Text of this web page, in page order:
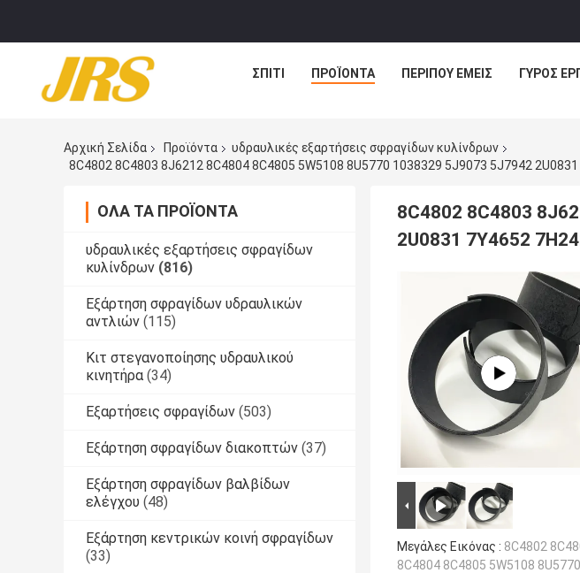
ΣΠΊΤΙ ΠΡΟΪΌΝΤΑ ΠΕΡΊΠΟΥ ΕΜΕΊΣ ΓΎΡΟΣ
Αρχική Σελίδα Προϊόντα
υδραυλικές εξαρτήσεις σφραγίδων κυλίνδρων
8C4802 8C4803 8J6212 8C4804 8C4805 5W5108 8U5770 1038329 5J9073 5J7942
ΌΛΑ ΤΑ ΠΡΟΪΌΝΤΑ
υδραυλικές εξαρτήσεις σφραγίδων
κυλίνδρων (816)
Εξάρτηση σφραγίδων υδραυλικών
αντλιών (115)
Κιτ στεγανοποίησης υδραυλικού
κινητήρα (34)
Εξαρτήσεις σφραγίδων (503)
Εξάρτηση σφραγίδων διακοπτών (37)
Εξάρτηση σφραγίδων βαλβίδων
ελέγχου (48)
Εξάρτηση κεντρικών κοινή σφραγίδων
(33)
8C4802 8C4803
2U0831 7Y4652
Μεγάλες Εικόνας : 8C4802
8C4804 8C4805 5W5108